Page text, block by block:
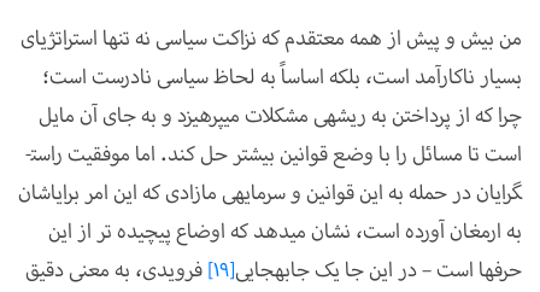
من بیش و پیش از همه معتقدم که نزاکت سیاسی نه تنها استراتژی­ای
بسیار ناکارآمد است، بلکه اساساً به لحاظ سیاسی نادرست است؛
چرا که از پرداختن به ریشه­ی مشکلات می­پرهیزد و به جای آن مایل
است تا مسائل را با وضع قوانین بیش­تر حل کند. اما موفقیت راست­
گرایان در حمله به این قوانین و سرمایه­ی مازادی که این امر برای­اشان
به ارمغان آورده است، نشان می­دهد که اوضاع پیچیده تر از این
حرف­ها است–در این جا یک جابه­جایی[19]فرویدی، به معنی دقیق